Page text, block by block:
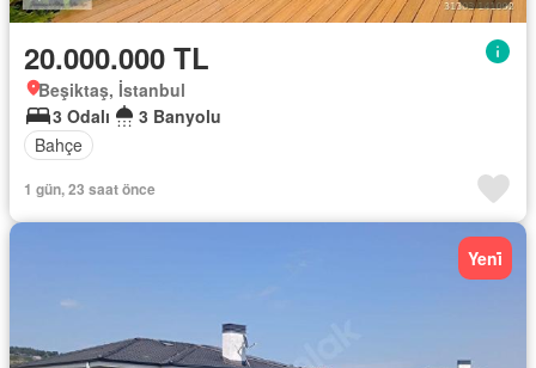
20.000.000 TL
Beşiktaş, İstanbul
3 Odalı
3 Banyolu
Bahçe
1 gün, 23 saat önce
Yeni̇